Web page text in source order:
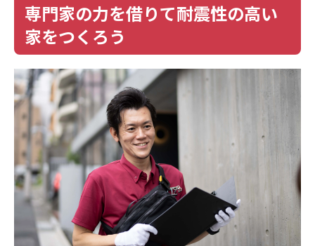
専門家の力を借りて耐震性の高い
家をつくろう